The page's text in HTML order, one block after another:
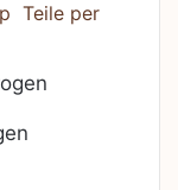
Teile per